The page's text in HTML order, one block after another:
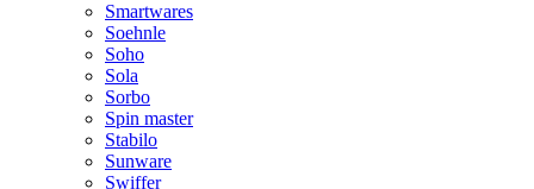
Smartwares
Soehnle
Soho
Sola
Sorbo
Spin master
Stabilo
Sunware
Swiffer